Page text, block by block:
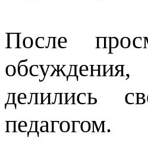
После
делились
педагогом.